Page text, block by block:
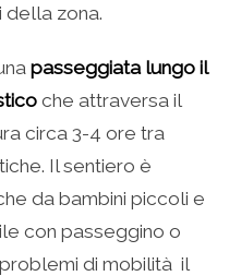
della zona.
passeggiata lungo il
che attraversa il
circa 3-4 ore tra
Il sentiero è
da bambini piccoli e
con passeggino o
di mobilità il